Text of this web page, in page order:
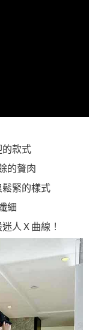
的款式
的贅肉
緊的樣式
細
人Ｘ曲線！